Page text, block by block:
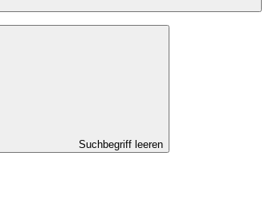
Suchbegriff leeren